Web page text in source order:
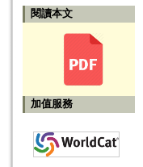
閱讀本文
加值服務